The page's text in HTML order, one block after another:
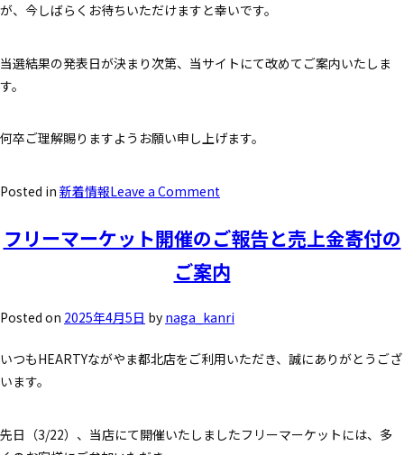
が、今しばらくお待ちいただけますと幸いです。
当選結果の発表日が決まり次第、当サイトにて改めてご案内いたしま
す。
何卒ご理解賜りますようお願い申し上げます。
Posted in 新着情報Leave a Comment
フリーマーケット開催のご報告と売上金寄付の
ご案内
Posted on 2025年4月5日 by naga_kanri
いつもHEARTYながやま都北店をご利用いただき、誠にありがとうござ
います。
先日（3/22）、当店にて開催いたしましたフリーマーケットには、多